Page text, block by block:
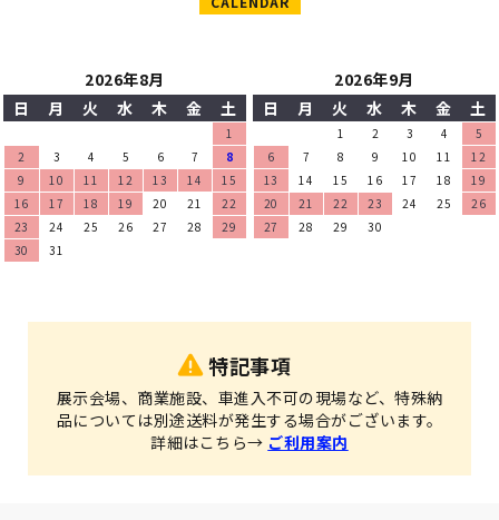
2026年8月
日
月 火 水 木 金 土
1
2
3 4 5 6 7
8
9
10 11 12 13 14
15
16
17 18 19 20 21
22
23
24 25 26 27 28
29
30
31
2026年9月
日
月 火 水 木 金 土
1 2 3 4
5
6
7 8 9 10 11
12
13
14 15 16 17 18
19
20
21 22 23 24 25
26
27
28 29 30
特記事項
展示会場、商業施設、車進入不可の現場など、特殊納
品については別途送料が発生する場合がございます。
詳細はこちら→ ご利用案内